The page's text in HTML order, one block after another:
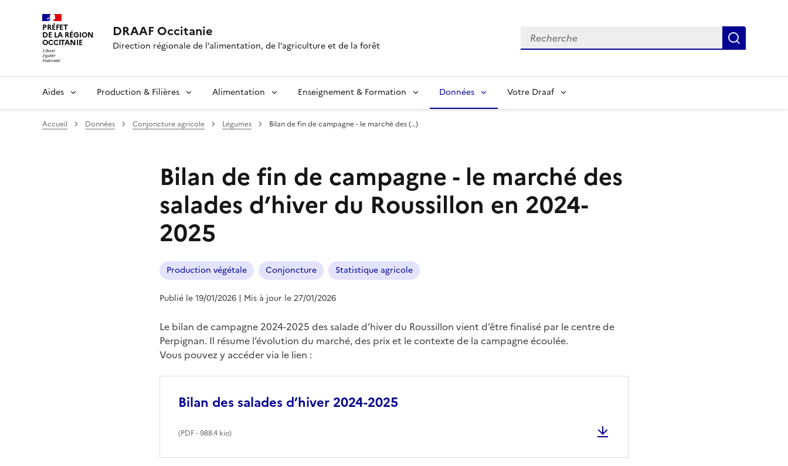
PRÉFET
DE LA RÉGION
OCCITANIE
DRAAF Occitanie
Direction régionale de l’alimentation, de l’agriculture et de la forêt
Recherche
Aides Production & Filières Alimentation Enseignement & Formation Données Votre Draaf
Accueil Données Conjoncture agricole Légumes Bilan de fin de campagne - le marché des (…)
Bilan de fin de campagne - le marché des
salades d’hiver du Roussillon en 2024-
2025
Production végétale Conjoncture Statistique agricole
Publié le 19/01/2026 | Mis à jour le 27/01/2026
Le bilan de campagne 2024-2025 des salade d’hiver du Roussillon vient d’être finalisé par le centre de
Perpignan. Il résume l’évolution du marché, des prix et le contexte de la campagne écoulée.
Vous pouvez y accéder via le lien :
Bilan des salades d’hiver 2024-2025
(PDF- 988.4 kio)